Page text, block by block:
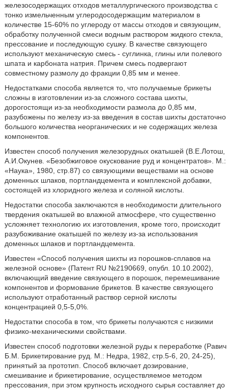
железосодержащих отходов металлургического производства с
тонко измельченным углеродосодержащим материалом в
количестве 15-60% по углероду от массы отходов и связующим,
обработку полученной смеси водным раствором жидкого стекла,
прессование и последующую сушку. В качестве связующего
используют механическую смесь - суглинка, глины или полевого
шпата и карбоната натрия. Причем смесь подвергают
совместному размолу до фракции 0,85 мм и менее.
Недостатками способа является то, что получаемые брикеты
сложны в изготовлении из-за сложного состава шихты,
дорогостоящи из-за необходимости размола до 0,85 мм,
разубожены по железу из-за введения в состав шихты достаточно
большого количества неорганических и не содержащих железа
компонентов.
Известен способ получения железорудных окатышей (В.Е.Лотош,
А.И.Окунев. «Безобжиговое окускование руд и концентратов». М.:
«Наука», 1980, стр.87) со связующими веществами на основе
доменных шлаков, портландцемента и комплексной добавки,
состоящей из хлоридного железа и соляной кислоты.
Недостатки способа заключаются в необходимости длительного
твердения окатышей во влажной атмосфере, что существенно
усложняет технологию их изготовления, кроме того, происходит
разубоживание окатышей по железу из-за использования
доменных шлаков и портландцемента.
Известен «Способ получения шихты из порошков-сплавов на
железной основе» (Патент RU №2190669, опубл. 10.10.2002),
включающий введение связующего в порошок, перемешивание
компонентов и формование брикетов. В качестве связующего
используют отработанный раствор серной кислоты
концентрацией 0,5-5,0%.
Недостатки способа в том, что брикеты получаются с низкими
физико-механическими свойствами.
Известен способ подготовки железной руды к переработке (Равич
Б.М. Брикетирование руд. М.: Недра, 1982, стр.5-6, 20, 24-25),
принятый за прототип. Способ включает дозирование,
смешивание и брикетирование, осуществляемое методом
прессования, при этом крупность исходного сырья составляет до